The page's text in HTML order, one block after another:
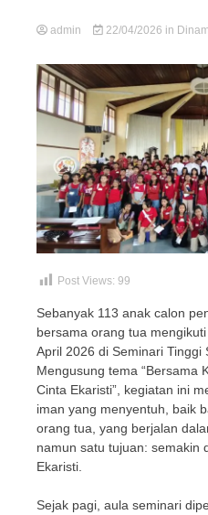
admin 22/04/2026 in
Post Views: 99
Sebanyak 113 anak calon
bersama orang tua
April 2026 di Seminari Tinggi
Mengusung tema “Bersama
Cinta Ekaristi”, kegiatan ini
iman yang menyentuh, baik
orang tua, yang berjalan
namun satu tujuan: semakin
Ekaristi.
Sejak pagi, aula seminari